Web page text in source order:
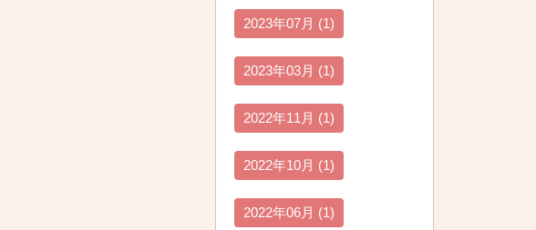
2023年07月 (1)
2023年03月 (1)
2022年11月 (1)
2022年10月 (1)
2022年06月 (1)